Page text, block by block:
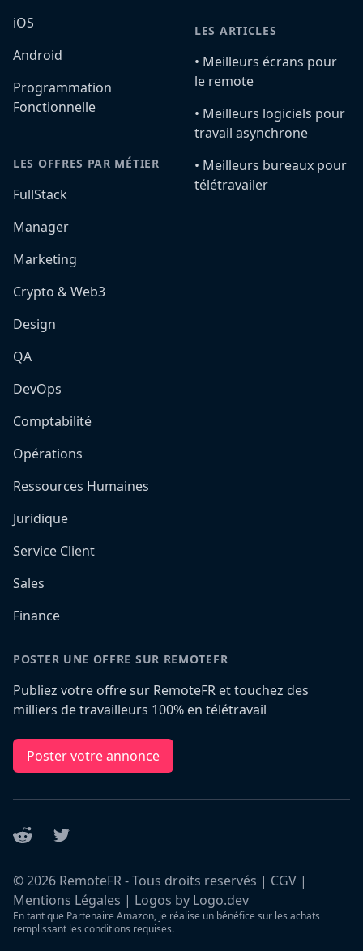
iOS
Android
Programmation
Fonctionnelle
LES OFFRES PAR MÉTIER
FullStack
Manager
Marketing
Crypto & Web3
Design
QA
DevOps
Comptabilité
Opérations
Ressources Humaines
Juridique
Service Client
Sales
Finance
LES ARTICLES
•️ Meilleurs écrans pour
le remote
•️ Meilleurs logiciels pour
travail asynchrone
•️ Meilleurs bureaux pour
télétravailer
POSTER UNE OFFRE SUR REMOTEFR
Publiez votre offre sur RemoteFR et touchez des
milliers de travailleurs 100% en télétravail
Poster votre annonce
Reddit Twitter
©2026 RemoteFR - Tous droits reservés | CGV |
Mentions Légales | Logos by Logo.dev
En tant que Partenaire Amazon, je réalise un bénéfice sur les achats
remplissant les conditions requises.